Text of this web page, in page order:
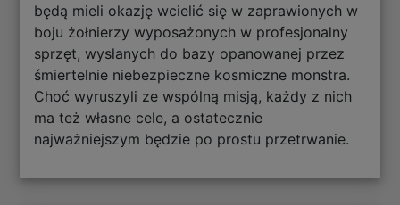
będą mieli okazję wcielić się w zaprawionych w
boju żołnierzy wyposażonych w profesjonalny
sprzęt, wysłanych do bazy opanowanej przez
śmiertelnie niebezpieczne kosmiczne monstra.
Choć wyruszyli ze wspólną misją, każdy z nich
ma też własne cele, a ostatecznie
najważniejszym będzie po prostu przetrwanie.